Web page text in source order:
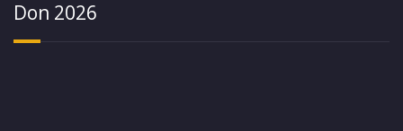
Don 2026